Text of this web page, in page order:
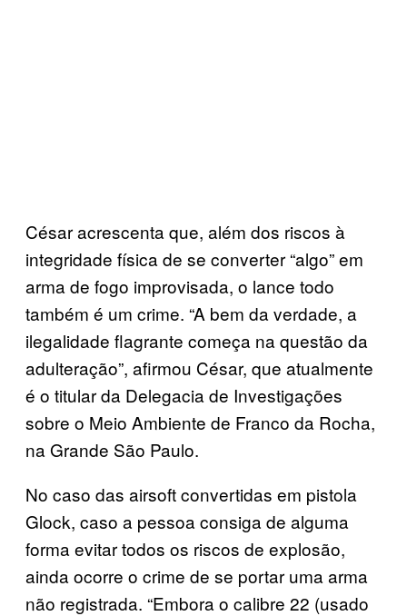
César acrescenta que, além dos riscos à
integridade física de se converter “algo” em
arma de fogo improvisada, o lance todo
também é um crime. “A bem da verdade, a
ilegalidade flagrante começa na questão da
adulteração”, afirmou César, que atualmente
é o titular da Delegacia de Investigações
sobre o Meio Ambiente de Franco da Rocha,
na Grande São Paulo.
No caso das airsoft convertidas em pistola
Glock, caso a pessoa consiga de alguma
forma evitar todos os riscos de explosão,
ainda ocorre o crime de se portar uma arma
não registrada. “Embora o calibre 22 (usado